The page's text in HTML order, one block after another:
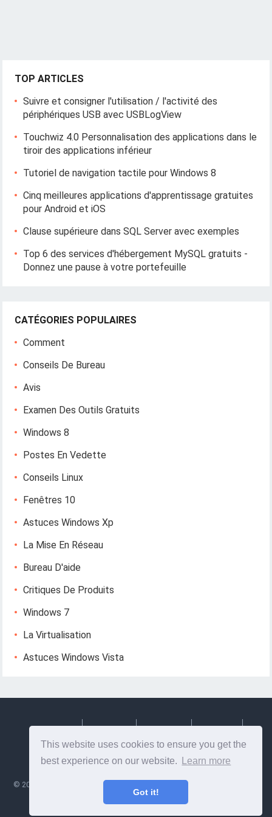
This website uses cookies to ensure you get the
best experience on our website.
Learn more
Got it!
TOP ARTICLES
Suivre et consigner l'utilisation / l'activité des
périphériques USB avec USBLogView
Touchwiz 4.0 Personnalisation des applications dans le
tiroir des applications inférieur
Tutoriel de navigation tactile pour Windows 8
Cinq meilleures applications d'apprentissage gratuites
pour Android et iOS
Clause supérieure dans SQL Server avec exemples
Top 6 des services d'hébergement MySQL gratuits -
Donnez une pause à votre portefeuille
CATÉGORIES POPULAIRES
Comment
Conseils De Bureau
Avis
Examen Des Outils Gratuits
Windows 8
Postes En Vedette
Conseils Linux
Fenêtres 10
Astuces Windows Xp
La Mise En Réseau
Bureau D'aide
Critiques De Produits
Windows 7
La Virtualisation
Astuces Windows Vista
© 2026 Lesptitesaffairesdemayl
- Conseils et informations utiles sur la
conception et le développement Web!